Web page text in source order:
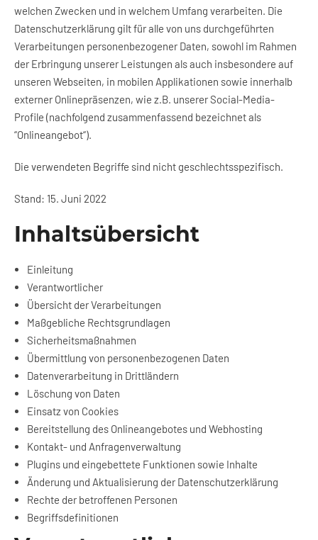
welchen Zwecken und in welchem Umfang verarbeiten. Die
Datenschutzerklärung gilt für alle von uns durchgeführten
Verarbeitungen personenbezogener Daten, sowohl im Rahmen
der Erbringung unserer Leistungen als auch insbesondere auf
unseren Webseiten, in mobilen Applikationen sowie innerhalb
externer Onlinepräsenzen, wie z.B. unserer Social-Media-
Profile (nachfolgend zusammenfassend bezeichnet als
“Onlineangebot“).
Die verwendeten Begriffe sind nicht geschlechtsspezifisch.
Stand: 15. Juni 2022
Inhaltsübersicht
Einleitung
Verantwortlicher
Übersicht der Verarbeitungen
Maßgebliche Rechtsgrundlagen
Sicherheitsmaßnahmen
Übermittlung von personenbezogenen Daten
Datenverarbeitung in Drittländern
Löschung von Daten
Einsatz von Cookies
Bereitstellung des Onlineangebotes und Webhosting
Kontakt- und Anfragenverwaltung
Plugins und eingebettete Funktionen sowie Inhalte
Änderung und Aktualisierung der Datenschutzerklärung
Rechte der betroffenen Personen
Begriffsdefinitionen